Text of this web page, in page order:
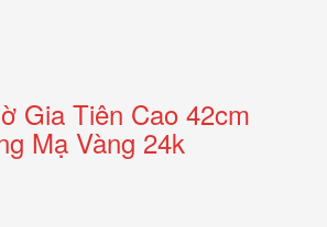
Gia Tiên Cao 42cm
Mạ Vàng 24k